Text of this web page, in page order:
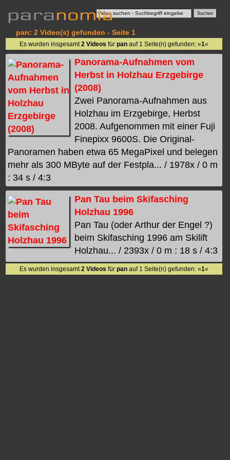
pan: 2 Video(s) gefunden - Seite 1
Es wurden insgesamt 2 Videos für panauf 1 Seite(n) gefunden: »1«
Panorama-Aufnahmen vom
Herbst in Holzhau Erzgebirge
(2008)
Zwei Panorama-Aufnahmen aus
Holzhau im Erzgebirge, Herbst
2008. Aufgenommen mit einer Fuji
Finepixx 9600S. Die Original-
Panoramen haben etwa 65 MegaPixel und belegen
mehr als 300 MByte auf der Festpla... / 1978x / 0 m
: 34 s / 4:3
Pan Tau beim Skifasching
Holzhau 1996
Pan Tau (oder Arthur der Engel ?)
beim Skifasching 1996 am Skilift
Holzhau... / 2393x / 0 m : 18 s / 4:3
Es wurden insgesamt2 Videos für panauf 1 Seite(n) gefunden: »1«